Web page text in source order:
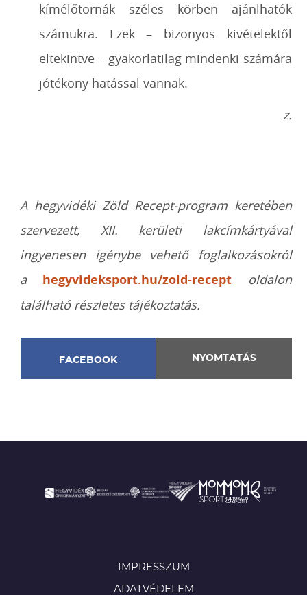
kímélőtornák széles körben ajánlhatók
számukra. Ezek – bizonyos kivételektől
eltekintve – gyakorlatilag mindenki számára
jótékony hatással vannak.
z.
A hegyvidéki Zöld Recept-program keretében
szervezett, XII. kerületi lakcímkártyával
ingyenesen igénybe vehető foglalkozásokról
a
hegyvideksport.hu/zold-recept
oldalon
található részletes tájékoztatás.
FACEBOOK NYOMTATÁS
IMPRESSZUM
ADATVÉDELEM